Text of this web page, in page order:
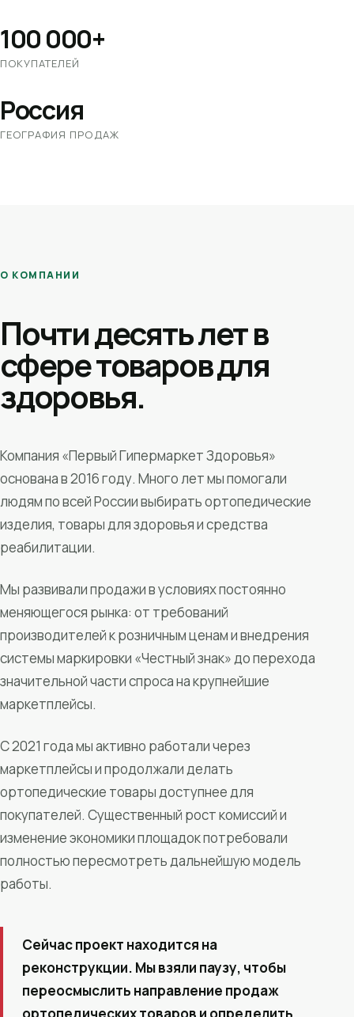
100 000+
ПОКУПАТЕЛЕЙ
Россия
ГЕОГРАФИЯ ПРОДАЖ
О КОМПАНИИ
Почти десять лет в
сфере товаров для
здоровья.
Компания «Первый Гипермаркет Здоровья»
основана в 2016 году. Много лет мы помогали
людям по всей России выбирать ортопедические
изделия, товары для здоровья и средства
реабилитации.
Мы развивали продажи в условиях постоянно
меняющегося рынка: от требований
производителей к розничным ценам и внедрения
системы маркировки «Честный знак» до перехода
значительной части спроса на крупнейшие
маркетплейсы.
С 2021 года мы активно работали через
маркетплейсы и продолжали делать
ортопедические товары доступнее для
покупателей. Существенный рост комиссий и
изменение экономики площадок потребовали
полностью пересмотреть дальнейшую модель
работы.
Сейчас проект находится на
реконструкции. Мы взяли паузу, чтобы
переосмыслить направление продаж